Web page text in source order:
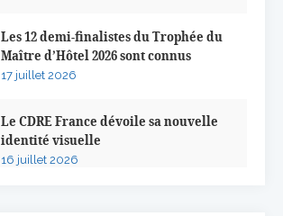
Les 12 demi-finalistes du Trophée du
Maître d’Hôtel 2026 sont connus
17 juillet 2026
Le CDRE France dévoile sa nouvelle
identité visuelle
16 juillet 2026